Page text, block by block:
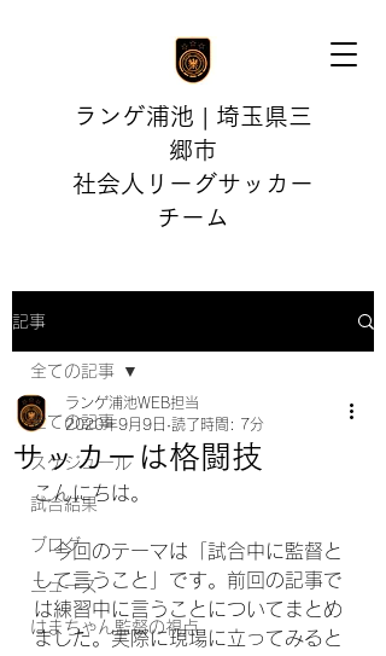
ランゲ浦池 | 埼玉県三
郷市
社会人リーグサッカー
チーム
記事
全ての記事
スケジュール
試合結果
ブログ
ニュース
はまちゃん監督の視点
全ての記事
サッカーは格闘技
ランゲ浦池WEB担当
2020年9月9日 読了時間: 7分
こんにちは。
今回のテーマは「試合中に監督と
して言うこと」です。前回の記事で
は練習中に言うことについてまとめ
ました。実際に現場に立ってみると